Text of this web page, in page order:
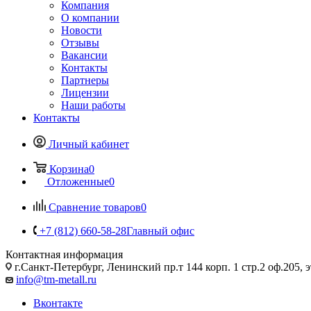
Компания
О компании
Новости
Отзывы
Вакансии
Контакты
Партнеры
Лицензии
Наши работы
Контакты
Личный кабинет
Корзина0
Отложенные0
Сравнение товаров0
+7 (812) 660-58-28Главный офис
Контактная информация
г.Санкт-Петербург, Ленинский пр.т 144 корп. 1 стр.2 оф.205,
info@tm-metall.ru
Вконтакте